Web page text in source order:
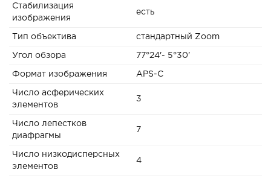
Стабилизация
изображения
есть
Тип объектива стандартный Zoom
Угол обзора 77°24'- 5°30'
Формат изображения APS-C
Число асферических
элементов
3
Число лепестков
диафрагмы
7
Число низкодисперсных
элементов
4